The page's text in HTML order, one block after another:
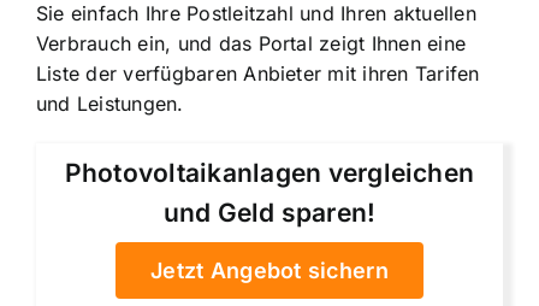
Sie einfach Ihre Postleitzahl und Ihren aktuellen
Verbrauch ein, und das Portal zeigt Ihnen eine
Liste der verfügbaren Anbieter mit ihren Tarifen
und Leistungen.
Photovoltaikanlagen vergleichen
und Geld sparen!
Jetzt Angebot sichern